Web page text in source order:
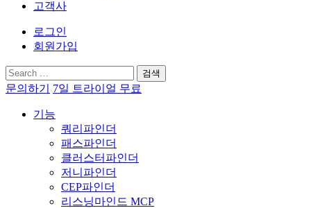
고객사
로그인
회원가입
검
색:
문의하기 7일 트라이얼 무료
기능
쿼리파인더
패스파인더
클러스터파인더
저니파인더
CEP파인더
리스닝마인드 MCP